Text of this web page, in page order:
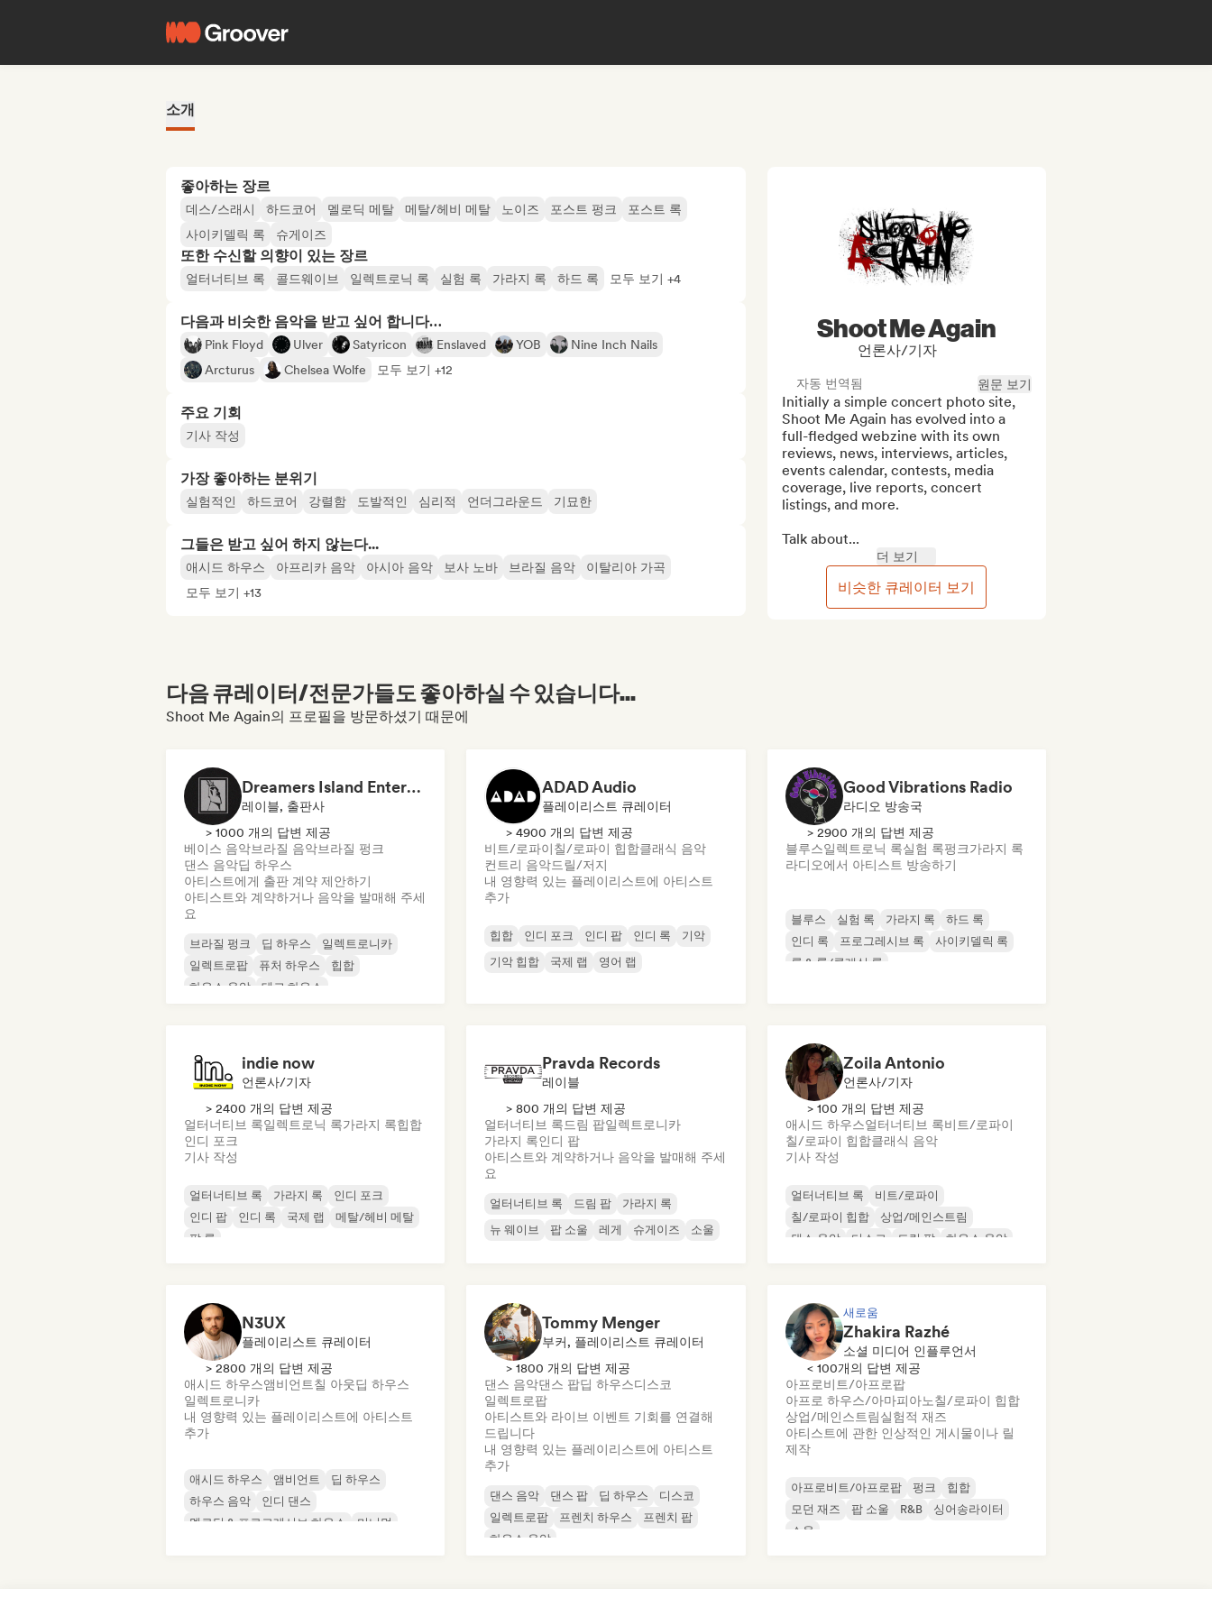
소개
좋아하는 장르
데스/스래시 하드코어 멜로딕 메탈 메탈/헤비 메탈 노이즈 포스트 펑크
포스트 록
사이키델릭 록
슈게이즈
또한 수신할 의향이 있는 장르
얼터너티브 록 콜드웨이브 일렉트로닉 록 실험 록 가라지 록 하드 록 모두 보기 +4
다음과 비슷한 음악을 받고 싶어 합니다…
Pink Floyd Ulver Satyricon Enslaved YOB
Nine Inch Nails
Arcturus
Chelsea Wolfe 모두 보기 +12
주요 기회
기사 작성
가장 좋아하는 분위기
실험적인 하드코어 강렬함 도발적인 심리적 언더그라운드 기묘한
그들은 받고 싶어 하지 않는다...
애시드 하우스 아프리카 음악 아시아 음악 보사 노바 브라질 음악
이탈리아 가곡
모두 보기 +13
Shoot Me Again
언론사/기자
자동 번역됨 원문 보기
Initially a simple concert photo site,
Shoot Me Again has evolved into a
full-fledged webzine with its own
reviews, news, interviews, articles,
events calendar, contests, media
coverage, live reports, concert
listings, and more.
Talk about...
더 보기
비슷한 큐레이터 보기
다음 큐레이터/전문가들도 좋아하실 수 있습니다...
Shoot Me Again의 프로필을 방문하셨기 때문에
Dreamers Island Entertainment
레이블, 출판사
> 1000 개의 답변 제공
베이스 음악브라질 음악브라질 펑크
댄스 음악딥 하우스
아티스트에게 출판 계약 제안하기
아티스트와 계약하거나 음악을 발매해 주세
요
브라질 펑크 딥 하우스
일렉트로니카
일렉트로팝
퓨처 하우스
힙합
하우스 음악
테크 하우스
ADAD Audio
플레이리스트 큐레이터
> 4900 개의 답변 제공
비트/로파이칠/로파이 힙합클래식 음악
컨트리 음악드릴/저지
내 영향력 있는 플레이리스트에 아티스트
추가
힙합 인디 포크 인디 팝 인디 록
기악
기악 힙합
국제 랩 영어 랩
Good Vibrations Radio
라디오 방송국
> 2900 개의 답변 제공
블루스일렉트로닉 록실험 록펑크가라지 록
라디오에서 아티스트 방송하기
블루스 실험 록 가라지 록
하드 록
인디 록
프로그레시브 록
사이키델릭 록
록 & 롤/클래식 록
indie now
언론사/기자
> 2400 개의 답변 제공
얼터너티브 록일렉트로닉 록가라지 록힙합
인디 포크
기사 작성
얼터너티브 록 가라지 록
인디 포크
인디 팝
인디 록 국제 랩
메탈/헤비 메탈
팝 록
Pravda Records
레이블
> 800 개의 답변 제공
얼터너티브 록드림 팝일렉트로니카
가라지 록인디 팝
아티스트와 계약하거나 음악을 발매해 주세
요
얼터너티브 록 드림 팝
가라지 록
뉴 웨이브
팝 소울 레게 슈게이즈 소울
Zoila Antonio
언론사/기자
> 100 개의 답변 제공
애시드 하우스얼터너티브 록비트/로파이
칠/로파이 힙합클래식 음악
기사 작성
얼터너티브 록
비트/로파이
칠/로파이 힙합
상업/메인스트림
댄스 음악
디스코 드림 팝 하우스 음악
N3UX
플레이리스트 큐레이터
> 2800 개의 답변 제공
애시드 하우스앰비언트칠 아웃딥 하우스
일렉트로니카
내 영향력 있는 플레이리스트에 아티스트
추가
애시드 하우스 앰비언트
딥 하우스
하우스 음악
인디 댄스
멜로딕 & 프로그레시브 하우스
미니멀
Tommy Menger
부커, 플레이리스트 큐레이터
> 1800 개의 답변 제공
댄스 음악댄스 팝딥 하우스디스코
일렉트로팝
아티스트와 라이브 이벤트 기회를 연결해
드립니다
내 영향력 있는 플레이리스트에 아티스트
추가
댄스 음악 댄스 팝 딥 하우스
디스코
일렉트로팝
프렌치 하우스
프렌치 팝
하우스 음악
새로움
Zhakira Razhé
소셜 미디어 인플루언서
< 100개의 답변 제공
아프로비트/아프로팝
아프로 하우스/아마피아노칠/로파이 힙합
상업/메인스트림실험적 재즈
아티스트에 관한 인상적인 게시물이나 릴
제작
아프로비트/아프로팝 펑크
힙합
모던 재즈
팝 소울 R&B
싱어송라이터
소울